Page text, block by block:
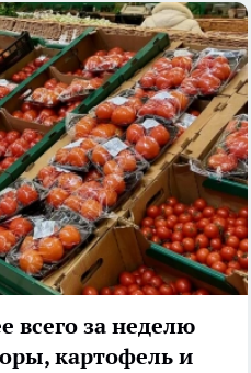
всего за неделю
картофель и